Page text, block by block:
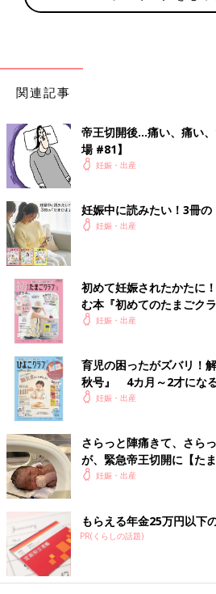
関連記事
帝王切開後…痛い、痛い
場 #81】
妊娠・出産
妊娠中に読みたい！3冊の
妊娠・出産
初めて妊娠されたかたに
む本『初めてのたまごクラ
妊娠・出産
育児の困ったがズバリ！
秋号』 4カ月～2才にな
いっぱい！
妊娠・出産
さらっと陣痛きて、さら
が、緊急帝王切開に【た
妊娠・出産
もらえる年金25万円以下
PR(くらしの話題)